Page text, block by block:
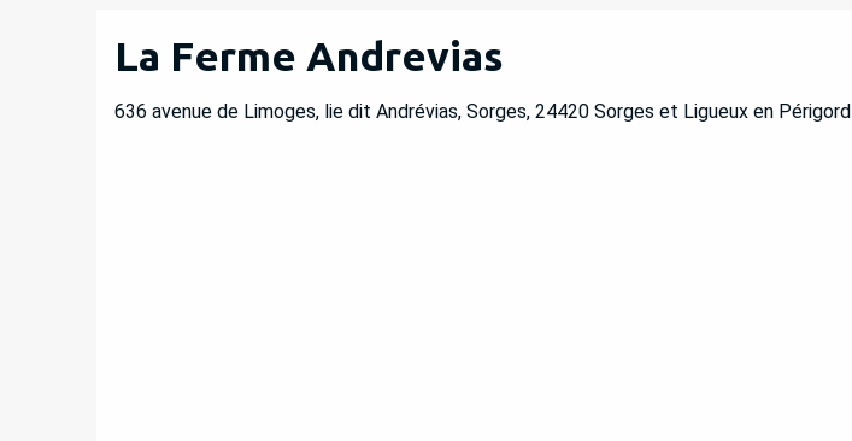
La Ferme Andrevias
636 avenue de Limoges, lie dit Andrévias, Sorges, 24420 Sorges et Ligueux en Périgord